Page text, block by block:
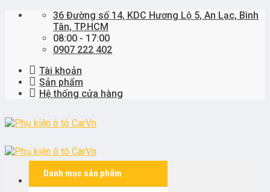
Skip
36 Đường số 14, KDC Hương Lộ 5, An Lạc, Bình
Tân, TP.HCM
08:00 - 17:00
0907 222 402
Tài khoản
Sản phẩm
Hệ thống cửa hàng
Danh mục sản phẩm